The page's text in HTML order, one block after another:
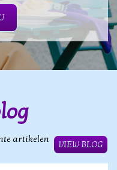
artikelen
VIEW BLOG